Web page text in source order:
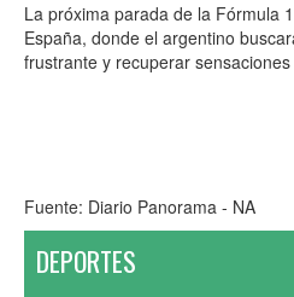
La próxima parada de la Fórmula
España, donde el argentino
frustrante y recuperar
Fuente: Diario Panorama - NA
DEPORTES